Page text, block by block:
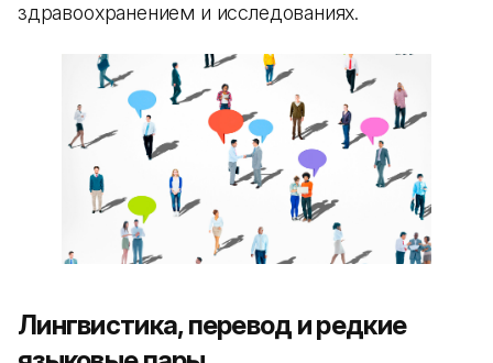
здравоохранением и исследованиях.
Лингвистика, перевод и редкие